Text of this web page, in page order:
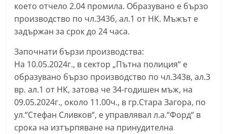
което отчело 2.04 промила. Образувано е бързо
производство по чл.343б, ал.1 от НК. Мъжът е
задържан за срок до 24 часа.
Започнати бързи производства:
На 10.05.2024г., в сектор „Пътна полиция“ е
образувано бързо производство по чл.343в, ал.3
вр. ал.1 от НК, затова че 34-годишен мъж, на
09.05.2024г., около 11.00ч., в гр.Стара Загора, по
ул.“Стефан Сливков“, е управлявал л.а.“Форд“ в
срока на изтърпяване на принудителна